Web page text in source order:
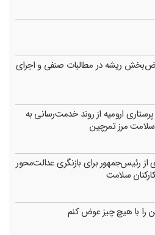
ریشه در مطالبات صنفی و اجرای
ارومیه از روند خدمت‌رسانی به
مرز تمرچین
رئیس‌جمهور برای بازنگری عدالت‌محور
سلامت
را با هیچ چیز عوض کنم